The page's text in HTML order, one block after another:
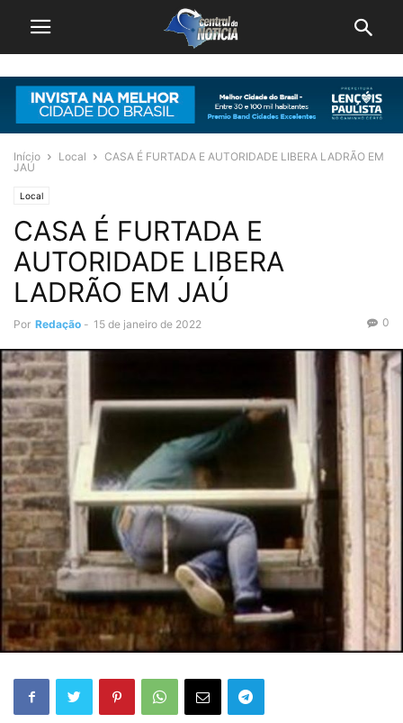
Início Local
CASA É FURTADA E AUTORIDADE LIBERA LADRÃO EM
JAÚ
Local
CASA É FURTADA E
AUTORIDADE LIBERA
LADRÃO EM JAÚ
Por Redação - 15 de janeiro de 2022 0